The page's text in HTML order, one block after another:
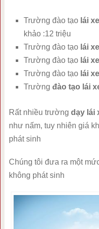
Trường đào tạo lái
khảo :12 triệu
Trường đào tạo lái
Trường đào tạo lái
Trường đào tạo lái
Trường đào tạo lái
Rất nhiều trường dạy lái
như nấm, tuy nhiên giá
phát sinh
Chúng tôi đưa ra một
không phát sinh